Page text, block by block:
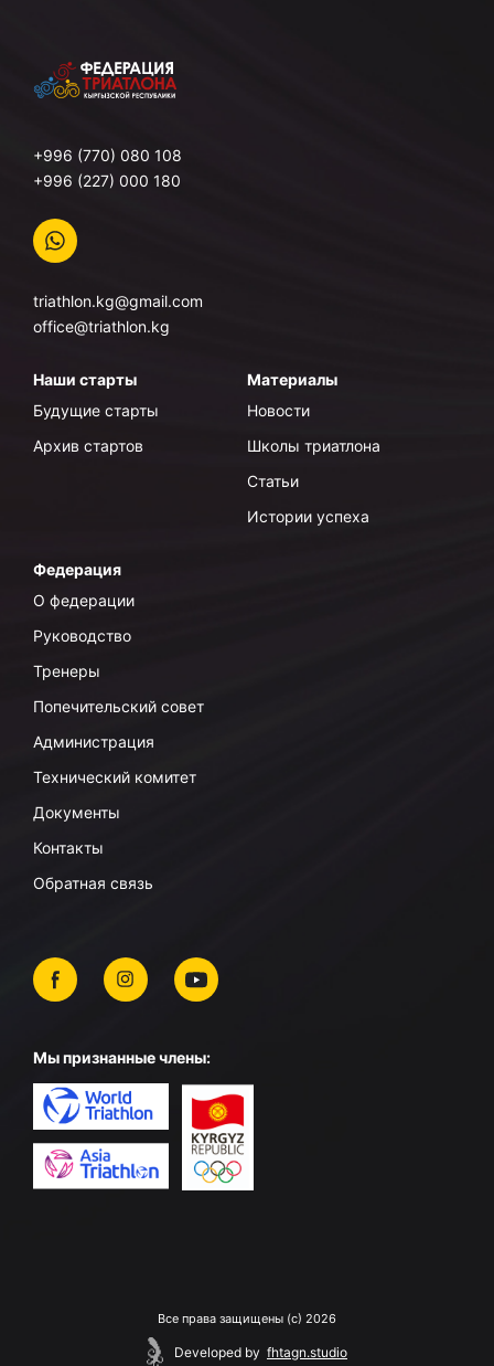
+996 (770) 080 108
+996 (227) 000 180
triathlon.kg@gmail.com
office@triathlon.kg
Наши старты
Будущие старты
Архив стартов
Материалы
Новости
Школы триатлона
Статьи
Истории успеха
Федерация
О федерации
Руководство
Тренеры
Попечительский совет
Администрация
Технический комитет
Документы
Контакты
Обратная связь
Мы признанные члены:
Все права защищены (c) 2026
Developed by fhtagn.studio